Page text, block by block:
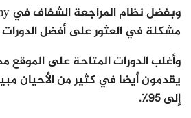
مشكلة في العثور على أفضل الدورات
وأغلب الدورات المتاحة على الموقع
يقدمون أيضا في كثير من الأحيان
إلى 95٪.